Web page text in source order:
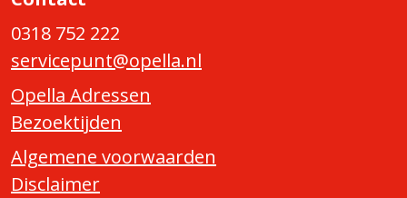
0318 752 222
servicepunt@opella.nl
Opella Adressen
Bezoektijden
Algemene voorwaarden
Disclaimer